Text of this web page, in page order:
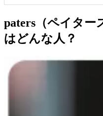
paters（ペイター
はどんな人？